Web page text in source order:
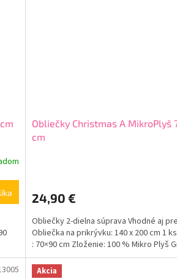
Obliečky Christmas A MikroPlyš
cm
24,90 €
Obliečky 2-dielna súprava Vhodné aj
Obliečka na prikrývku: 140 x 200 cm 1
: 70×90 cm Zloženie: 100 % Mikro Plyš
Akcia